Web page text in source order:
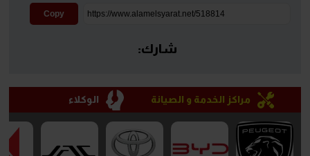
Copy
شارك:
مراكز الخدمة و الصيانة الوكلاء